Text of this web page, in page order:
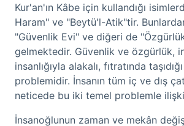
Kur'an'ın Kâbe için kullandığı
Haram" ve "Beytü'l-Atik"tir.
"Güvenlik Evi" ve diğeri de
gelmektedir. Güvenlik ve özgürlük,
insanlığıyla alakalı, fıtratında
problemidir. İnsanın tüm iç ve dış
neticede bu iki temel problemle
İnsanoğlunun zaman ve mekân